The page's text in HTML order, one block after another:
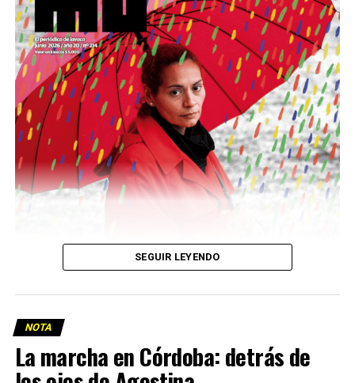
podría ser una frase:
Sin chamuyo, a remarla.
Descargar la Mu en PDF
SEGUIR LEYENDO
NOTA
La marcha en Córdoba: detrás de